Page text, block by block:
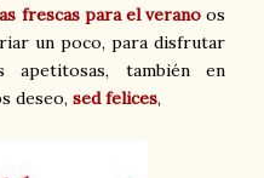
frescas para el veranoos
un poco, para disfrutar
apetitosas, también en
deseo, sed felices,